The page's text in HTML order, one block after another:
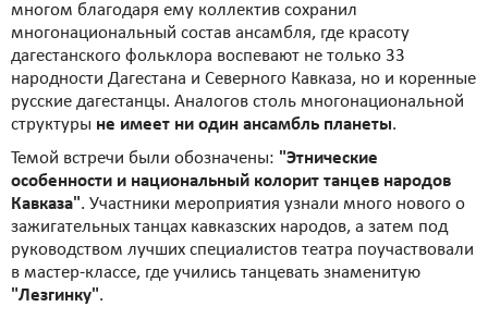
многом благодаря ему коллектив сохранил
многонациональный состав ансамбля, где красоту
дагестанского фольклора воспевают не только 33
народности Дагестана и Северного Кавказа, но и коренные
русские дагестанцы. Аналогов столь многонациональной
структуры не имеет ни один ансамбль планеты.
Темой встречи были обозначены: "Этнические
особенности и национальный колорит танцев народов
Кавказа". Участники мероприятия узнали много нового о
зажигательных танцах кавказских народов, а затем под
руководством лучших специалистов театра поучаствовали
в мастер-классе, где учились танцевать знаменитую
"Лезгинку".